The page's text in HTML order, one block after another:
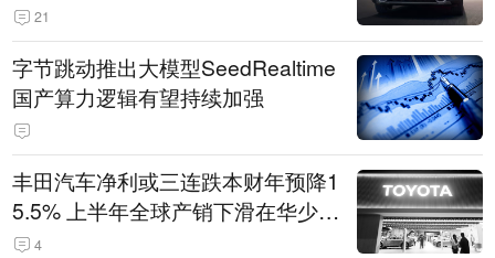
21
字节跳动推出大模型SeedRealtime
国产算力逻辑有望持续加强
丰田汽车净利或三连跌本财年预降1
5.5% 上半年全球产销下滑在华少卖
14.3万辆
4